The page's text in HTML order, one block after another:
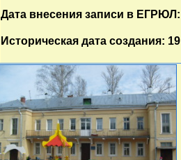
Дата внесения записи в ЕГРЮЛ:
Историческая дата создания: